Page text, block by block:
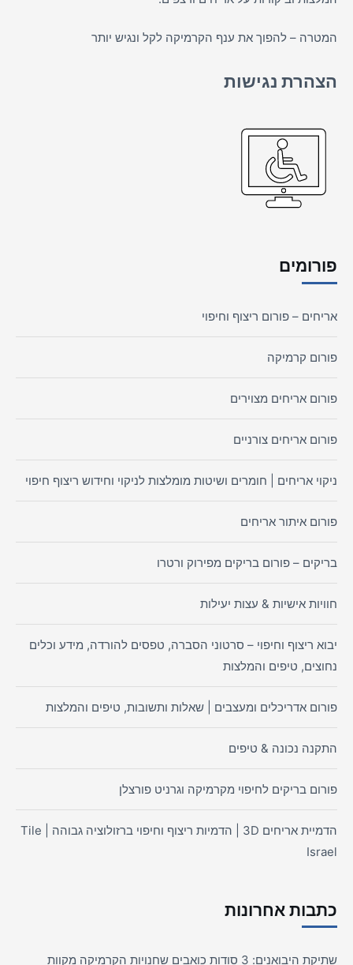
המטרה – להפוך את ענף הקרמיקה לקל ונגיש יותר
הצהרת נגישות
פורומים
אריחים – פורום ריצוף וחיפוי
פורום קרמיקה
פורום אריחים מצוירים
פורום אריחים צורניים
ניקוי אריחים | חומרים ושיטות מומלצות לניקוי וחידוש ריצוף חיפוי
פורום איתור אריחים
בריקים – פורום בריקים מפירוק ורטרו
חוויות אישיות & עצות יעילות
יבוא ריצוף וחיפוי – סרטוני הסברה, טפסים להורדה, מידע וכלים
נחוצים, טיפים והמלצות
פורום אדריכלים ומעצבים | שאלות ותשובות, טיפים והמלצות
התקנה נכונה & טיפים
פורום בריקים לחיפוי מקרמיקה וגרניט פורצלן
הדמיית אריחים 3D | הדמיות ריצוף וחיפוי ברזולוציה גבוהה | Tile
Israel
כתבות אחרונות
שתיקת היבואנים: 3 סודות כואבים שחנויות הקרמיקה מקוות